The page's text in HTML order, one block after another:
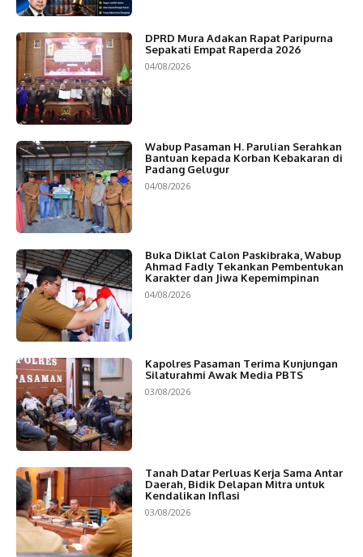
DPRD Mura Adakan Rapat Paripurna
Sepakati Empat Raperda 2026
04/08/2026
Wabup Pasaman H. Parulian Serahkan
Bantuan kepada Korban Kebakaran di
Padang Gelugur
04/08/2026
Buka Diklat Calon Paskibraka, Wabup
Ahmad Fadly Tekankan Pembentukan
Karakter dan Jiwa Kepemimpinan
04/08/2026
Kapolres Pasaman Terima Kunjungan
Silaturahmi Awak Media PBTS
03/08/2026
Tanah Datar Perluas Kerja Sama Antar
Daerah, Bidik Delapan Mitra untuk
Kendalikan Inflasi
03/08/2026